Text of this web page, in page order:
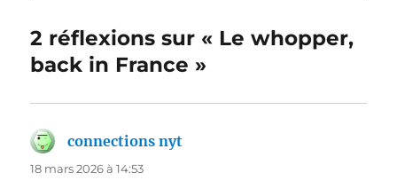
2 réflexions sur « Le whopper,
back in France »
connections nyt
18 mars 2026 à 14:53